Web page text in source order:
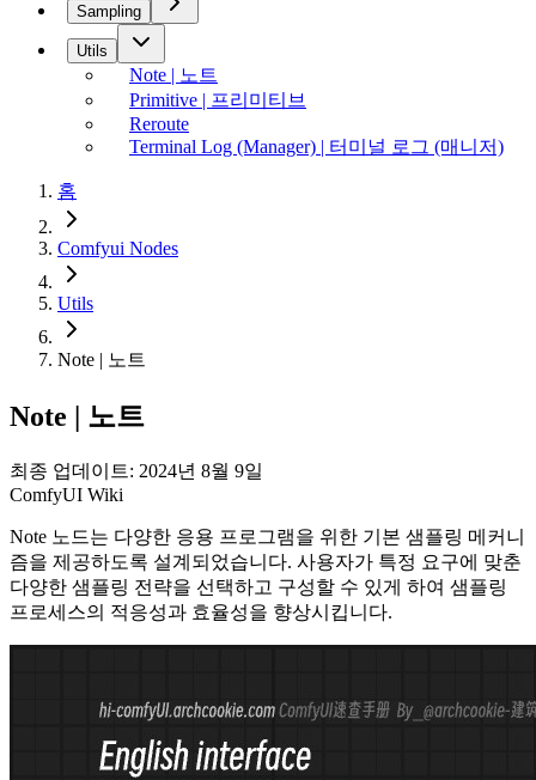
Sampling
Utils
Note | 노트
Primitive | 프리미티브
Reroute
Terminal Log (Manager) | 터미널 로그 (매니저)
홈
Comfyui Nodes
Utils
Note | 노트
Note | 노트
최종 업데이트: 2024년 8월 9일
ComfyUI Wiki
Note 노드는 다양한 응용 프로그램을 위한 기본 샘플링 메커니
즘을 제공하도록 설계되었습니다. 사용자가 특정 요구에 맞춘
다양한 샘플링 전략을 선택하고 구성할 수 있게 하여 샘플링
프로세스의 적응성과 효율성을 향상시킵니다.